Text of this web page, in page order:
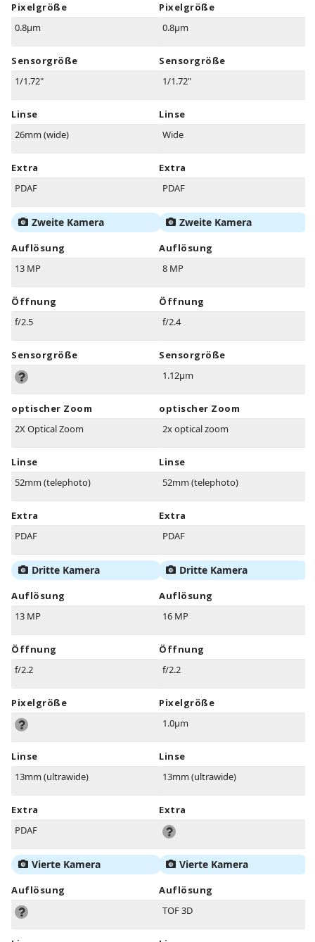
Pixelgröße
0.8µm
Sensorgröße
1/1.72"
Linse
26mm (wide)
Extra
PDAF
Zweite Kamera
Auflösung
13 MP
Öffnung
f/2.5
Sensorgröße
optischer Zoom
2X Optical Zoom
Linse
52mm (telephoto)
Extra
PDAF
Dritte Kamera
Auflösung
13 MP
Öffnung
f/2.2
Pixelgröße
Linse
13mm (ultrawide)
Extra
PDAF
Vierte Kamera
Auflösung
Pixelgröße
0.8µm
Sensorgröße
1/1.72"
Linse
Wide
Extra
PDAF
Zweite Kamera
Auflösung
8 MP
Öffnung
f/2.4
Sensorgröße
1.12µm
optischer Zoom
2x optical zoom
Linse
52mm (telephoto)
Extra
PDAF
Dritte Kamera
Auflösung
16 MP
Öffnung
f/2.2
Pixelgröße
1.0µm
Linse
13mm (ultrawide)
Extra
Vierte Kamera
Auflösung
TOF 3D